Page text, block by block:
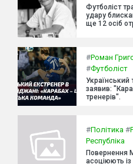
Футболіст
удару
ще 12 осіб
#Роман
#Футболіст
Український
заявив:
тренерів".
#Політика #
Республіка
Повернення
асоціюють